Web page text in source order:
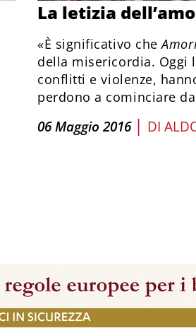
La letizia
«È significativo che
della misericordia. Oggi
conflitti e violenze,
perdono a cominciare
06 Maggio 2016 | DI